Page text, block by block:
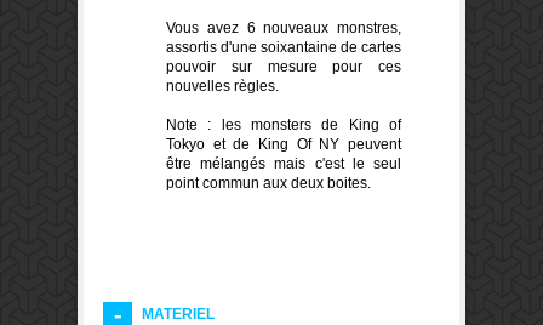
Vous avez 6 nouveaux monstres,
assortis d'une soixantaine de cartes
pouvoir sur mesure pour ces
nouvelles règles.
Note : les monsters de King of
Tokyo et de King Of NY peuvent
être mélangés mais c'est le seul
point commun aux deux boites.
MATERIEL